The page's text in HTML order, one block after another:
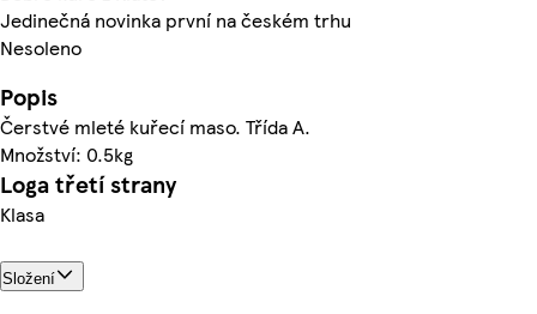
Jedinečná novinka první na českém trhu
Nesoleno
Popis
Čerstvé mleté kuřecí maso. Třída A.
Množství: 0.5kg
Loga třetí strany
Klasa
Složení